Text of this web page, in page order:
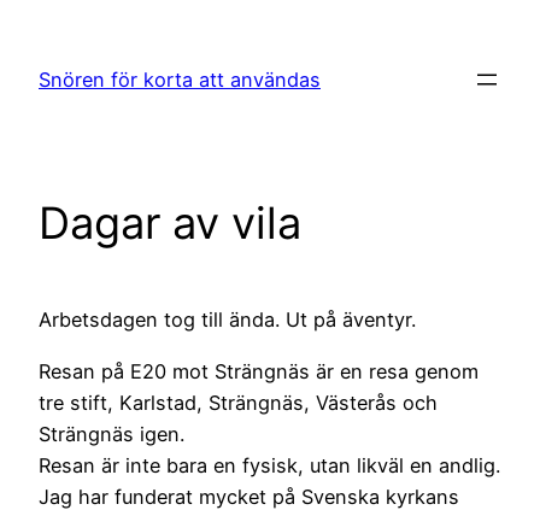
innehåll
Snören för korta att användas
Dagar av vila
Arbetsdagen tog till ända. Ut på äventyr.
Resan på E20 mot Strängnäs är en resa genom
tre stift, Karlstad, Strängnäs, Västerås och
Strängnäs igen.
Resan är inte bara en fysisk, utan likväl en andlig.
Jag har funderat mycket på Svenska kyrkans